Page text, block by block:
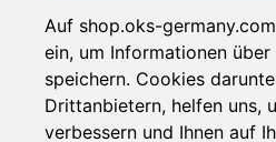
Auf shop.oks-
ein, um Informationen über
speichern. Cookies
Drittanbietern, helfen uns,
verbessern und Ihnen auf